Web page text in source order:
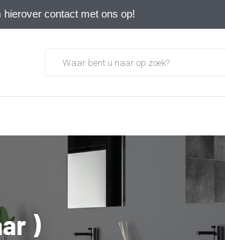
contact met ons op!
)